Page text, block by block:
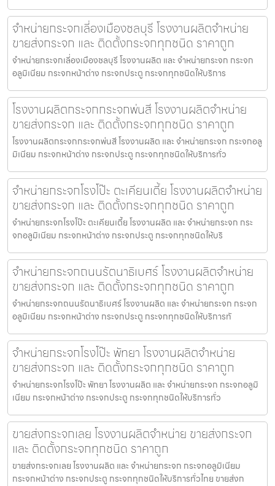
จำหน่ายกระจกเลี่องเมืองชลบุรี โรงงานผลิตจำหน่าย
ขายส่งกระจก และ ติดตั้งกระจกทุกชนิด ราคาถูก
จำหน่ายกระจกเลี่องเมืองชลบุรี โรงงานผลิต และ จำหน่ายกระจก กระจก
อลูมิเนียม กระจกหน้าต่าง กระจกประตู กระจกทุกชนิดให้บริการ
โรงงานผลิตกระจกกระจกพ่นสี โรงงานผลิตจำหน่าย
ขายส่งกระจก และ ติดตั้งกระจกทุกชนิด ราคาถูก
โรงงานผลิตกระจกกระจกพ่นสี โรงงานผลิต และ จำหน่ายกระจก กระจกอลู
มิเนียม กระจกหน้าต่าง กระจกประตู กระจกทุกชนิดให้บริการทั่ว
จำหน่ายกระจกโรงโป๊ะ ตะเคียนเตี้ย โรงงานผลิตจำหน่าย
ขายส่งกระจก และ ติดตั้งกระจกทุกชนิด ราคาถูก
จำหน่ายกระจกโรงโป๊ะ ตะเคียนเตี้ย โรงงานผลิต และ จำหน่ายกระจก กระ
จกอลูมิเนียม กระจกหน้าต่าง กระจกประตู กระจกทุกชนิดให้บริ
จำหน่ายกระจกถนนรัตนาธิเบศร์ โรงงานผลิตจำหน่าย
ขายส่งกระจก และ ติดตั้งกระจกทุกชนิด ราคาถูก
จำหน่ายกระจกถนนรัตนาธิเบศร์ โรงงานผลิต และ จำหน่ายกระจก กระจก
อลูมิเนียม กระจกหน้าต่าง กระจกประตู กระจกทุกชนิดให้บริการทั
จำหน่ายกระจกโรงโป๊ะ พัทยา โรงงานผลิตจำหน่าย
ขายส่งกระจก และ ติดตั้งกระจกทุกชนิด ราคาถูก
จำหน่ายกระจกโรงโป๊ะ พัทยา โรงงานผลิต และ จำหน่ายกระจก กระจกอลูมิ
เนียม กระจกหน้าต่าง กระจกประตู กระจกทุกชนิดให้บริการทั่ว
ขายส่งกระจกเลย โรงงานผลิตจำหน่าย ขายส่งกระจก
และ ติดตั้งกระจกทุกชนิด ราคาถูก
ขายส่งกระจกเลย โรงงานผลิต และ จำหน่ายกระจก กระจกอลูมิเนียม
กระจกหน้าต่าง กระจกประตู กระจกทุกชนิดให้บริการทั่วไทย ขายส่งก